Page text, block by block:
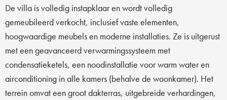
De villa is volledig instapklaar en wordt volledig
gemeubileerd verkocht, inclusief vaste elementen,
hoogwaardige meubels en moderne installaties. Ze is uitgerust
met een geavanceerd verwarmingssysteem met
condensatieketels, een noodinstallatie voor warm water en
airconditioning in alle kamers (behalve de woonkamer). Het
terrein omvat een groot dakterras, uitgebreide verhardingen,